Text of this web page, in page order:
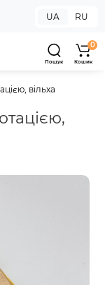
UA RU
Пошук
0
Кошик
вільха